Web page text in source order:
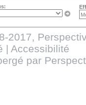
2017,
| Accessibilité
par